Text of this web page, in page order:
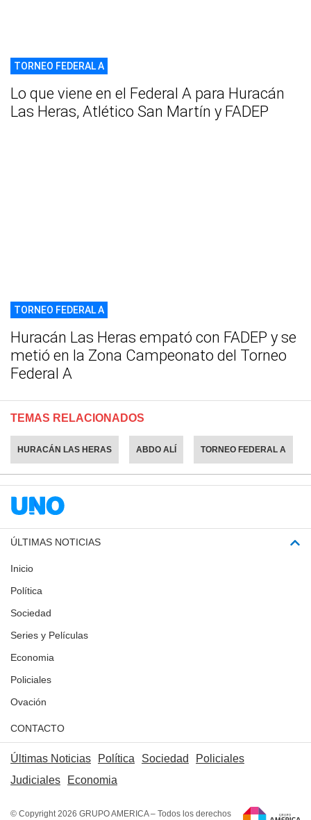
TORNEO FEDERAL A
Lo que viene en el Federal A para Huracán
Las Heras, Atlético San Martín y FADEP
TORNEO FEDERAL A
Huracán Las Heras empató con FADEP y se
metió en la Zona Campeonato del Torneo
Federal A
TEMAS RELACIONADOS
HURACÁN LAS HERAS ABDO ALÍ TORNEO FEDERAL A
ÚLTIMAS NOTICIAS
Inicio
Política
Sociedad
Series y Películas
Economia
Policiales
Ovación
CONTACTO
Últimas Noticias Política Sociedad
Policiales
Judiciales
Economia
© Copyright 2026 GRUPO AMERICA – Todos los derechos